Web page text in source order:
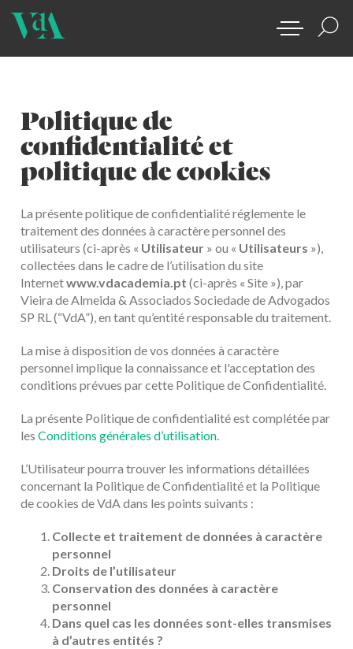
Politique de
confidentialité et
politique de cookies
La présente politique de confidentialité réglemente le
traitement des données à caractère personnel des
utilisateurs (ci-après « Utilisateur» ou « Utilisateurs »),
collectées dans le cadre de l’utilisation du site
Internetwww.vdacademia.pt (ci-après « Site »), par
Vieira de Almeida & Associados Sociedade de Advogados
SP RL (“VdA”), en tant qu’entité responsable du traitement.
La mise à disposition de vos données à caractère
personnel implique la connaissance et l'acceptation des
conditions prévues par cette Politique de Confidentialité.
La présente Politique de confidentialité est complétée par
les Conditions générales d’utilisation.
L’Utilisateur pourra trouver les informations détaillées
concernant la Politique de Confidentialité et la Politique
de cookies de VdA dans les points suivants :
Collecte et traitement de données à caractère
personnel
Droits de l’utilisateur
Conservation des données à caractère
personnel
Dans quel cas les données sont-elles transmises
à d’autres entités ?